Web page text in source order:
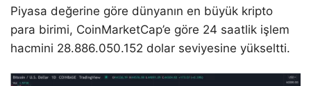
Piyasa değerine göre dünyanın en büyük kripto
para birimi, CoinMarketCap’e göre 24 saatlik işlem
hacmini 28.886.050.152 dolar seviyesine yükseltti.